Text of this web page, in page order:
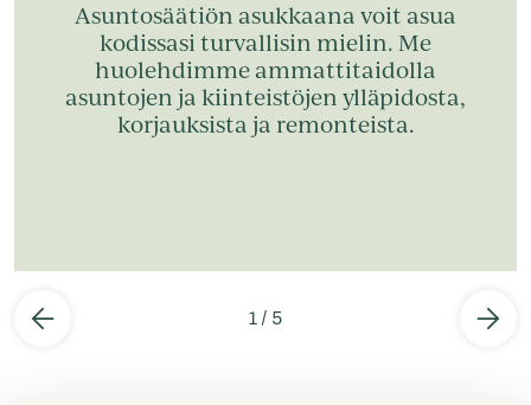
Asuntosäätiön asukkaana voit asua
kodissasi turvallisin mielin. Me
huolehdimme ammattitaidolla
asuntojen ja kiinteistöjen ylläpidosta,
korjauksista ja remonteista.
1 / 5